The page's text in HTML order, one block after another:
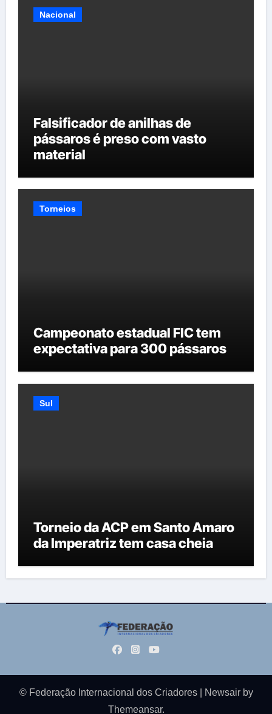
Nacional
Falsificador de anilhas de
pássaros é preso com vasto
material
Torneios
Campeonato estadual FIC tem
expectativa para 300 pássaros
Sul
Torneio da ACP em Santo Amaro
da Imperatriz tem casa cheia
© Federação Internacional dos Criadores Newsairby
Themeansar.